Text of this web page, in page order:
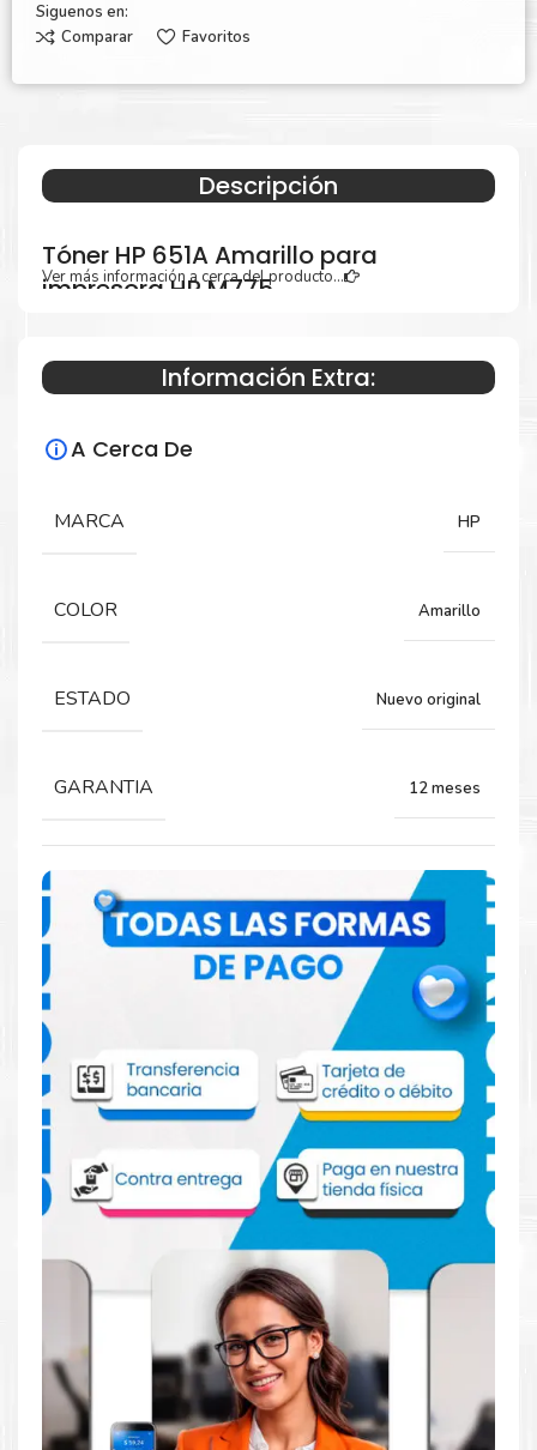
Siguenos en:
Comparar
Favoritos
Descripción
Tóner HP 651A Amarillo para
impresora HP M775
Especificaciones Técnicas
Para impresoras:
M775DN, M775F, M775Z.
Comprar Tóner HP 651A Amarillo para
impresora HP M775
Aprovecha nuestra experiencia y atención para adquirir tus
productos. Tenemos promociones todos los días. Escríbenos o
visítanos hoy para encontrar la solución perfecta para tu
impresoraHP, como laTóner HP 651A Amarillo para
impresoras M775, M775DN, M775F, M775Z.
Dónde comprar Toner para impresora HP
M775 en Lima o para provincia
Tienda autorizada por HP. Descubre la mejor manera de
abastecerte deTóner HP 651A Amarillo para impresora HP
Ver más información a cerca del producto...
Información Extra:
A Cerca De
MARCA HP
COLOR Amarillo
ESTADO Nuevo original
GARANTIA 12 meses